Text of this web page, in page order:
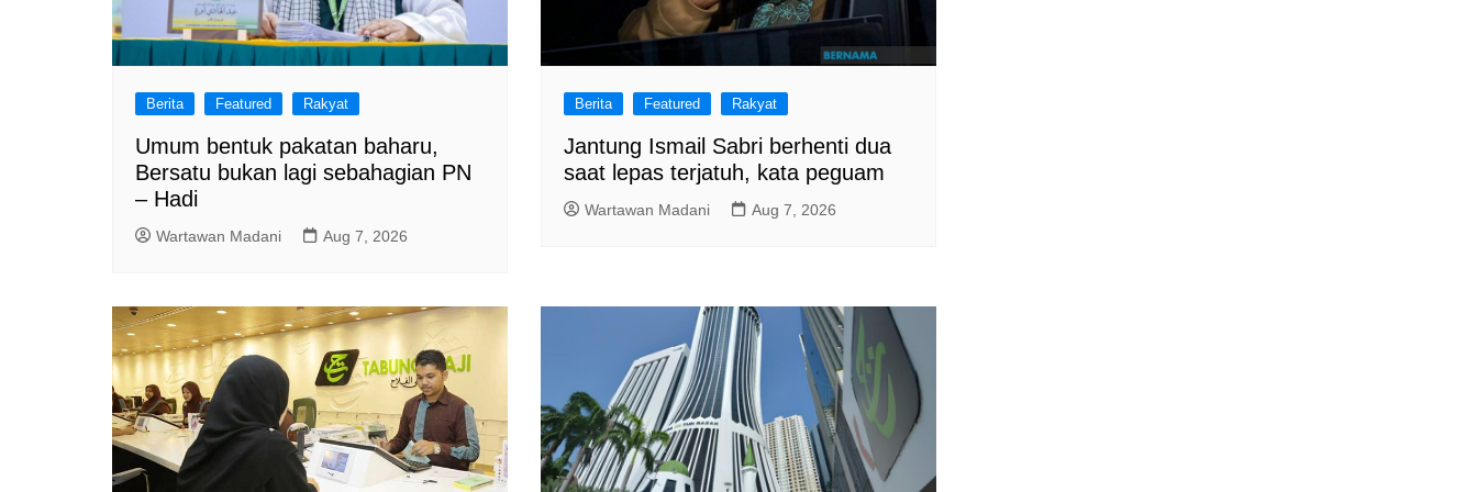
Berita Featured Rakyat
Umum bentuk pakatan baharu,
Bersatu bukan lagi sebahagian PN
– Hadi
Wartawan Madani Aug 7, 2026
Berita Featured Rakyat
Jantung Ismail Sabri berhenti dua
saat lepas terjatuh, kata peguam
Wartawan Madani Aug 7, 2026